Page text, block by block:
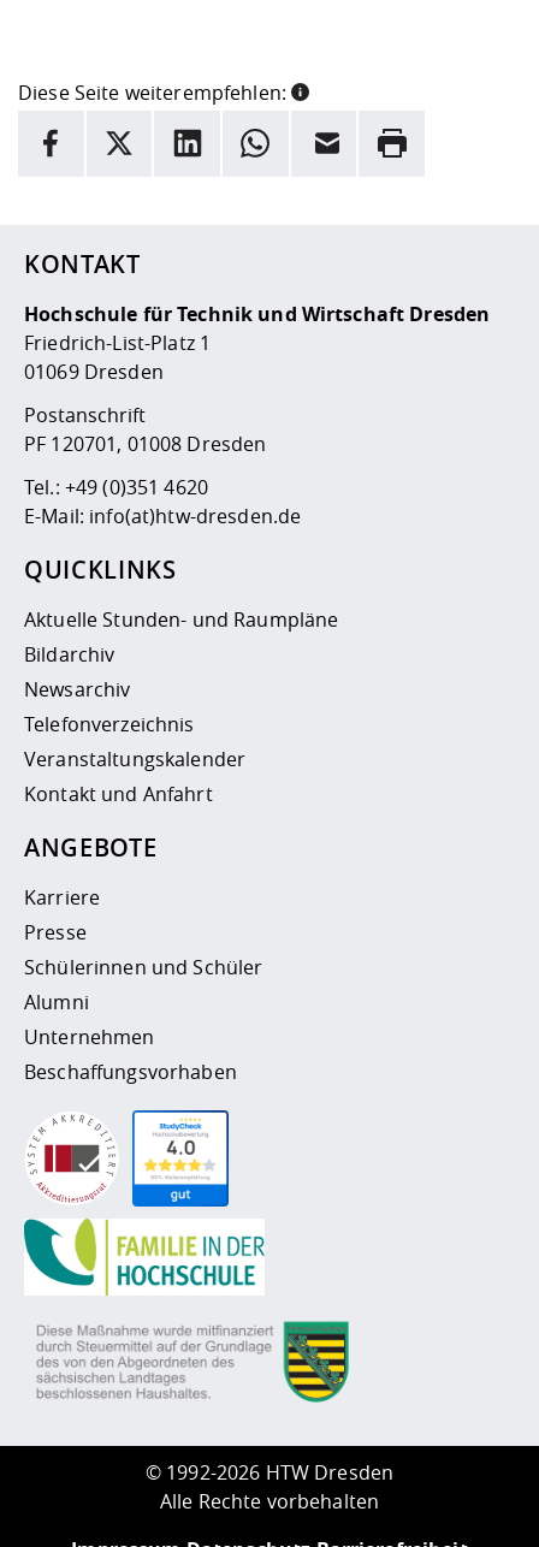
Diese Seite weiterempfehlen:
INFORMATION
Facebook
X LinkedInWhatsappE-Mail Drucken
KONTAKT
Hochschule für Technik und Wirtschaft Dresden
Friedrich-List-Platz 1
01069 Dresden
Postanschrift
PF 120701, 01008 Dresden
Tel.: +49 (0)351 4620
E-Mail: info(at)htw-dresden.de
QUICKLINKS
Aktuelle Stunden- und Raumpläne
Bildarchiv
Newsarchiv
Telefonverzeichnis
Veranstaltungskalender
Kontakt und Anfahrt
ANGEBOTE
Karriere
Presse
Schülerinnen und Schüler
Alumni
Unternehmen
Beschaffungsvorhaben
© 1992-2026 HTW Dresden
Alle Rechte vorbehalten